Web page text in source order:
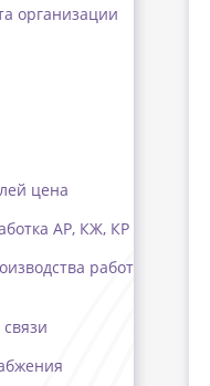
организации
цена
АР, КЖ, КР
работ